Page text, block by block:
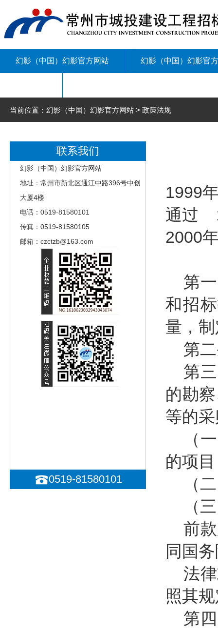
幻影（中国）幻影官方网站 幻影（中国）幻影官
当前位置：幻影（中国）幻影官方网站 > 政策法规
联系我们
幻影（中国）幻影官方网站
地址：常州市新北区通江中路396号中创
大厦4楼
电话：0519-81580101
传真：0519-81580105
邮箱：czctzb@163.com
0519-81580101
1999
通过
2000
第
和招
量，
第
第
的勘
等的
（
的项
（
（
前
同国
法
照其
第